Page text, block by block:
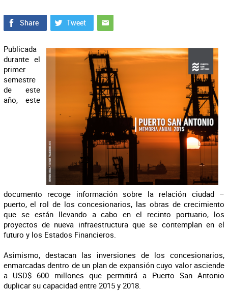
Publicada
durante el
primer
semestre
de este
año, este
documento recoge información sobre la relación ciudad –
puerto, el rol de los concesionarios, las obras de crecimiento
que se están llevando a cabo en el recinto portuario, los
proyectos de nueva infraestructura que se contemplan en el
futuro y los Estados Financieros.
Asimismo, destacan las inversiones de los concesionarios,
enmarcadas dentro de un plan de expansión cuyo valor asciende
a USD$ 600 millones que permitirá a Puerto San Antonio
duplicar su capacidad entre 2015 y 2018.